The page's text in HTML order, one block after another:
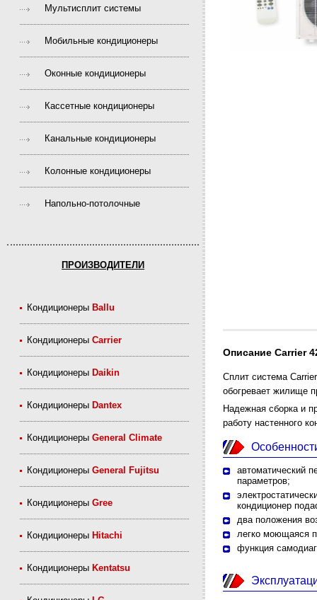
Мультисплит системы
Мобильные кондиционеры
Оконные кондиционеры
Кассетные кондиционеры
Канальные кондиционеры
Колонные кондиционеры
Напольно-потолочные
ПРОИЗВОДИТЕЛИ
Кондиционеры Ballu
КондиционерыCarrier
Кондиционеры Daikin
Кондиционеры Dantex
КондиционерыGeneral Climate
КондиционерыGeneral Fujitsu
КондиционерыGree
Кондиционеры Hitachi
Кондиционеры Kentatsu
Описание Carrier
Сплит система
обогревает жилище
Надежная сборка и
работу настенного
автоматический
параметров;
кондиционер
два положения
легко моющаяся
функция